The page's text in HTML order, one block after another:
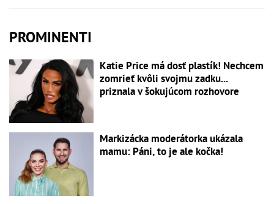
PROMINENTI
Katie Price má dosť plastík! Nechcem
zomrieť kvôli svojmu zadku...
priznala v šokujúcom rozhovore
Markizácka moderátorka ukázala
mamu: Páni, to je ale kočka!